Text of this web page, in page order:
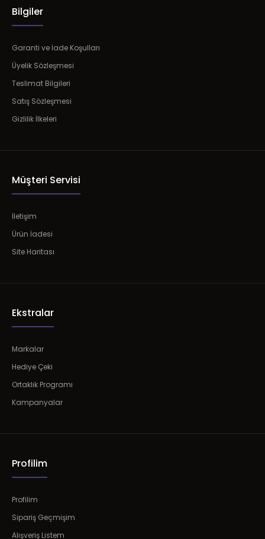
Bilgiler
Garanti ve İade Koşulları
Üyelik Sözleşmesi
Teslimat Bilgileri
Satış Sözleşmesi
Gizlilik İlkeleri
Müşteri Servisi
İletişim
Ürün İadesi
Site Haritası
Ekstralar
Markalar
Hediye Çeki
Ortaklık Programı
Kampanyalar
Profilim
Profilim
Sipariş Geçmişim
Alışveriş Listem